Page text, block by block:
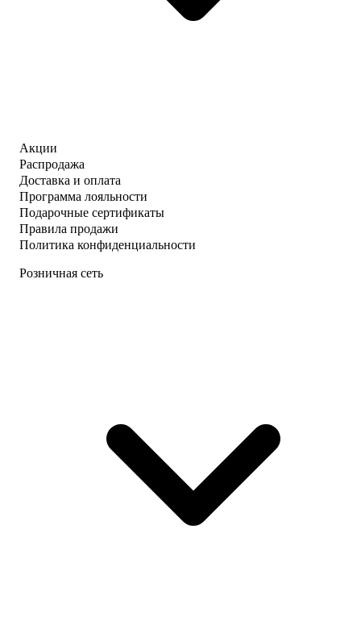
Акции
Распродажа
Доставка и оплата
Программа лояльности
Подарочные сертификаты
Правила продажи
Политика конфиденциальности
Розничная сеть